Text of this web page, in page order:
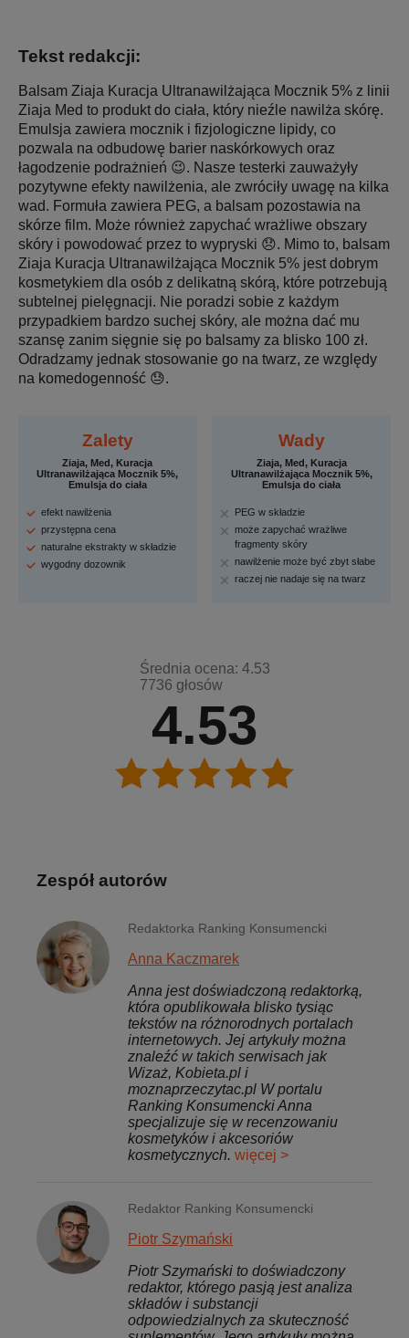
Tekst redakcji:
Balsam Ziaja Kuracja Ultranawilżająca Mocznik 5% z linii
Ziaja Med to produkt do ciała, który nieźle nawilża skórę.
Emulsja zawiera mocznik i fizjologiczne lipidy, co
pozwala na odbudowę barier naskórkowych oraz
łagodzenie podrażnień 😉. Nasze testerki zauważyły
pozytywne efekty nawilżenia, ale zwróciły uwagę na kilka
wad. Formuła zawiera PEG, a balsam pozostawia na
skórze film. Może również zapychać wrażliwe obszary
skóry i powodować przez to wypryski 😞. Mimo to, balsam
Ziaja Kuracja Ultranawilżająca Mocznik 5% jest dobrym
kosmetykiem dla osób z delikatną skórą, które potrzebują
subtelnej pielęgnacji. Nie poradzi sobie z każdym
przypadkiem bardzo suchej skóry, ale można dać mu
szansę zanim sięgnie się po balsamy za blisko 100 zł.
Odradzamy jednak stosowanie go na twarz, ze względy
na komedogenność 😓.
Zalety
Ziaja, Med, Kuracja
Ultranawilżająca Mocznik 5%,
Emulsja do ciała
efekt nawilżenia
przystępna cena
naturalne ekstrakty w składzie
wygodny dozownik
Wady
Ziaja, Med, Kuracja
Ultranawilżająca Mocznik 5%,
Emulsja do ciała
PEG w składzie
może zapychać wrażliwe
fragmenty skóry
nawilżenie może być zbyt słabe
raczej nie nadaje się na twarz
4.53
Średnia ocena: 4.53
7736 głosów
Zespół autorów
Redaktorka Ranking Konsumencki
Anna Kaczmarek
Anna jest doświadczoną redaktorką,
która opublikowała blisko tysiąc
tekstów na różnorodnych portalach
internetowych. Jej artykuły można
znaleźć w takich serwisach jak
Wizaż, Kobieta.pl i
moznaprzeczytac.pl W portalu
Ranking Konsumencki Anna
specjalizuje się w recenzowaniu
kosmetyków i akcesoriów
kosmetycznych. więcej >
Redaktor Ranking Konsumencki
Piotr Szymański
Piotr Szymański to doświadczony
redaktor, którego pasją jest analiza
składów i substancji
odpowiedzialnych za skuteczność